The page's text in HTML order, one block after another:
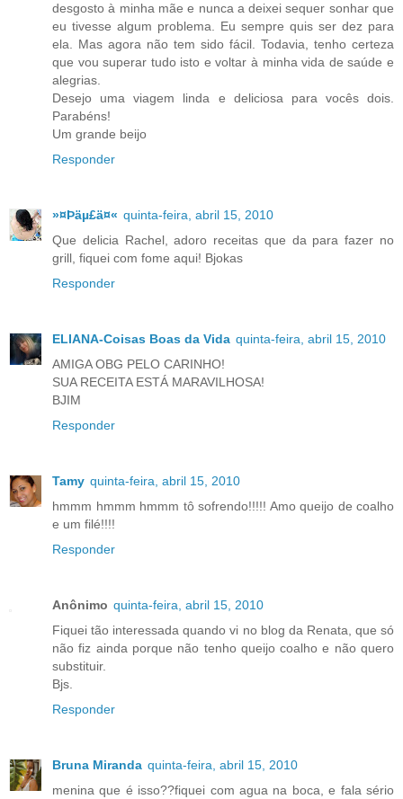
desgosto à minha mãe e nunca a deixei sequer sonhar que
eu tivesse algum problema. Eu sempre quis ser dez para
ela. Mas agora não tem sido fácil. Todavia, tenho certeza
que vou superar tudo isto e voltar à minha vida de saúde e
alegrias.
Desejo uma viagem linda e deliciosa para vocês dois.
Parabéns!
Um grande beijo
Responder
»¤Þäµ£ä¤« quinta-feira, abril 15, 2010
Que delicia Rachel, adoro receitas que da para fazer no
grill, fiquei com fome aqui! Bjokas
Responder
ELIANA-Coisas Boas da Vida quinta-feira, abril 15, 2010
AMIGA OBG PELO CARINHO!
SUA RECEITA ESTÁ MARAVILHOSA!
BJIM
Responder
Tamy quinta-feira, abril 15, 2010
hmmm hmmm hmmm tô sofrendo!!!!! Amo queijo de coalho
e um filé!!!!
Responder
Anônimo quinta-feira, abril 15, 2010
Fiquei tão interessada quando vi no blog da Renata, que só
não fiz ainda porque não tenho queijo coalho e não quero
substituir.
Bjs.
Responder
Bruna Miranda quinta-feira, abril 15, 2010
menina que é isso??fiquei com agua na boca, e fala sério